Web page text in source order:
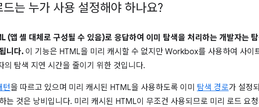
는 누가 사용 설정해야 하나요?
(앱 셸 대체로 구성될 수 있음)로 응답하여 이미 탐색을 처리하는 개발자는
니다. 이 기능은 HTML을 미리 캐시할 수 없지만 Workbox를 사용하여 사이
의 탐색 지연 시간을 줄이기 위한 것입니다.
턴을 따르고 있으며 미리 캐시된 HTML을 사용하도록 이미 탐색 경로가 설정
는 것은 낭비입니다. 미리 캐시된 HTML이 무조건 사용되므로 미리 로드 요